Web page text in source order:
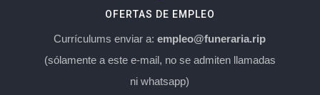
OFERTAS DE EMPLEO
Currículums enviar a:empleo@funeraria.rip
(sólamente a este e-mail, no se admiten llamadas
ni whatsapp)